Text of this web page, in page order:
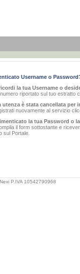
Username o
la tua Username o
riportato sul tuo estratto
utenza è stata cancellata per
nuovamente al servizio
la tua Password o
il form sottostante e
sul Portale.
P.IVA 10542790968